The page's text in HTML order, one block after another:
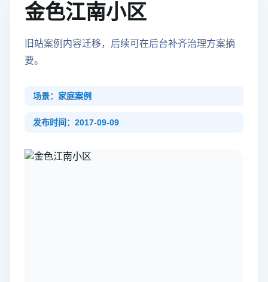
金色江南小区
旧站案例内容迁移，后续可在后台补齐治理方案摘
要。
场景：家庭案例
发布时间：2017-09-09